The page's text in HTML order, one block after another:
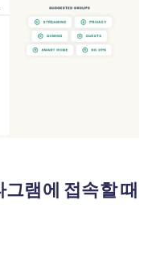
램에 접속할 때